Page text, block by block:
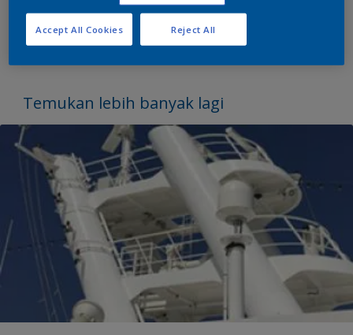
atas kami memberi Anda kemampuan dalam
meningkatkan penampilan dan memberikan daya
tahan yang menciptakan kesan tahan lama.
Temukan lebih banyak lagi
Reject All
Accept All Cookies